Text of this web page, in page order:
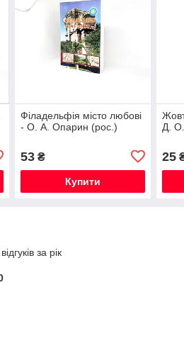
Філадельфія місто любові
- О. А. Опарин (рос.)
53₴
Купити
Д.
25
за рік